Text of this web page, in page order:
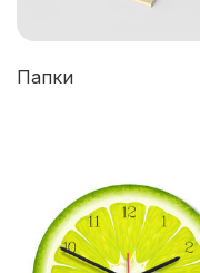
Папки